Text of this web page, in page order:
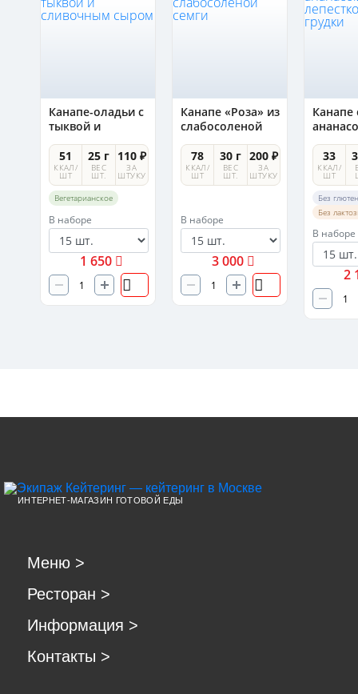
Канапе-оладьи с
тыквой и
сливочным
сыром
51
ККАЛ/
ШТ
25 г
ВЕС
ШТ.
110 ₽
ЗА
ШТУКУ
Вегетарианское
В наборе
1 650
Канапе «Роза» из
слабосоленой
семги
78
ККАЛ/
ШТ
30 г
ВЕС
ШТ.
200 ₽
ЗА
ШТУКУ
В наборе
3 000
Канапе
33
ККАЛ/
ШТ
Без
Без
В наборе
2
ИНТЕРНЕТ-МАГАЗИН ГОТОВОЙ ЕДЫ
Меню >
Ресторан >
Информация >
Контакты >